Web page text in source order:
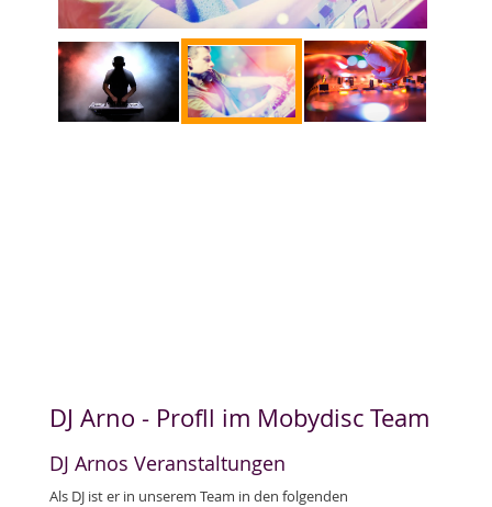
DJ Arno - Profll im Mobydisc Team
DJ Arnos Veranstaltungen
Als DJ ist er in unserem Team in den folgenden